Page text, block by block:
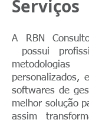
Serviços
A RBN
possui
personalizados,
softwares de
melhor solução
assim